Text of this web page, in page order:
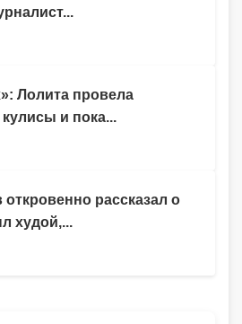
рассказал о
худой,...
Лолита провела
и пока...